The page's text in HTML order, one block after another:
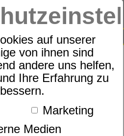
auf unserer
von ihnen sind
andere uns helfen,
Ihre Erfahrung zu
Marketing
Medien
SUCHE
0
allover BW